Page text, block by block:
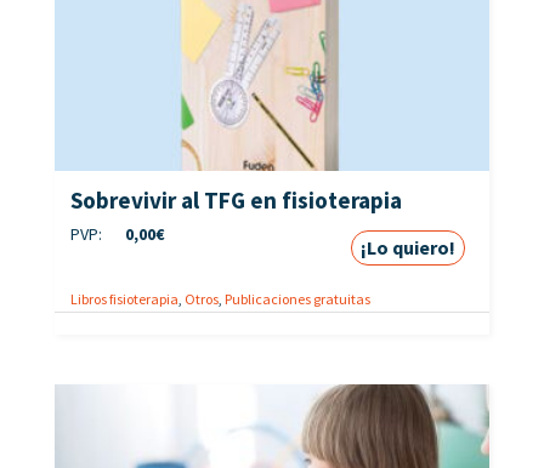
Sobrevivir al TFG en fisioterapia
PVP: 0,00€
¡Lo quiero!
Libros fisioterapia, Otros, Publicaciones gratuitas